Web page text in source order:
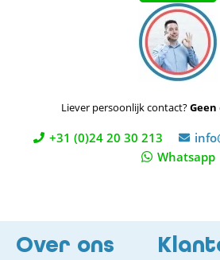
Liever persoonlijk contact?Geen
+31 (0)24 20 30 213
Whatsapp
Over ons